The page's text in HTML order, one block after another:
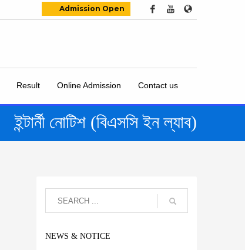
Admission Open
Result Online Admission Contact us
ইন্টার্নী নোটিশ (বিএসসি ইন ল্যাব)
NEWS & NOTICE